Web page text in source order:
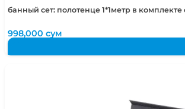
банный сет: полотенце 1*1метр в
998,000сум